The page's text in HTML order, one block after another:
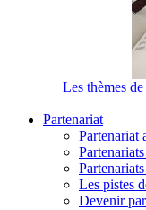
Les thèmes
Partenariat
Partenariat
Les pistes
Devenir